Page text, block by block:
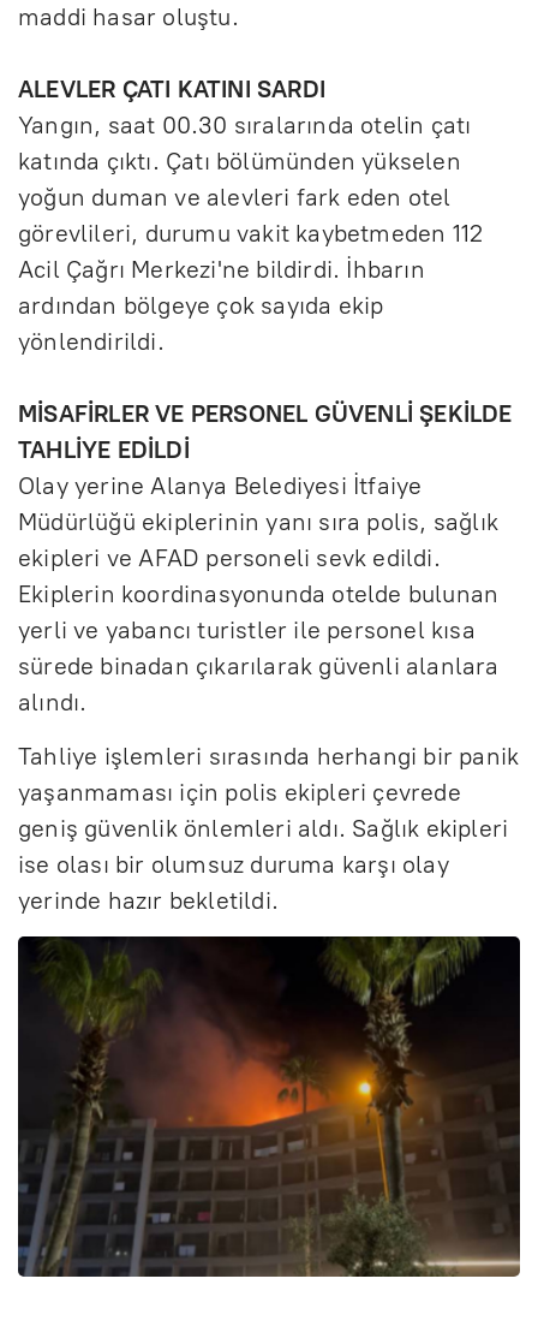
maddi hasar oluştu.
ALEVLER ÇATI KATINI SARDI
Yangın, saat 00.30 sıralarında otelin çatı
katında çıktı. Çatı bölümünden yükselen
yoğun duman ve alevleri fark eden otel
görevlileri, durumu vakit kaybetmeden 112
Acil Çağrı Merkezi'ne bildirdi. İhbarın
ardından bölgeye çok sayıda ekip
yönlendirildi.
MİSAFİRLER VE PERSONEL GÜVENLİ ŞEKİLDE
TAHLİYE EDİLDİ
Olay yerine Alanya Belediyesi İtfaiye
Müdürlüğü ekiplerinin yanı sıra polis, sağlık
ekipleri ve AFAD personeli sevk edildi.
Ekiplerin koordinasyonunda otelde bulunan
yerli ve yabancı turistler ile personel kısa
sürede binadan çıkarılarak güvenli alanlara
alındı.
Tahliye işlemleri sırasında herhangi bir panik
yaşanmaması için polis ekipleri çevrede
geniş güvenlik önlemleri aldı. Sağlık ekipleri
ise olası bir olumsuz duruma karşı olay
yerinde hazır bekletildi.